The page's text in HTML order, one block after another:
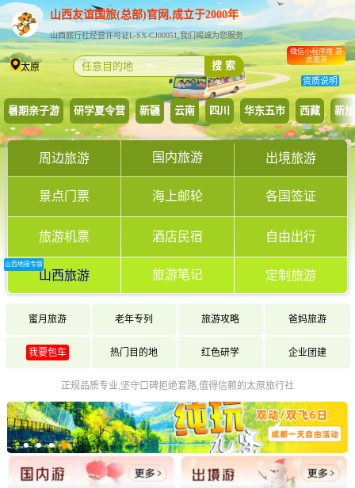
山西友谊国旅(总部)官网,成立于2000年
山西旅行社经营许可证L-SX-CJ00051,我们竭诚为您服务
太原 搜 索
微信小程序搜 游
虎旅游
资质说明
暑期亲子游 研学夏令营 新疆 云南 四川 华东五市 西藏 新
周边旅游 国内旅游 出境旅游
景点门票 海上邮轮 各国签证
旅游机票 酒店民宿 自由出行
山西旅游
山西地接专版
旅游笔记 定制旅游
蜜月旅游 老年专列 旅游攻略 爸妈旅游
我要包车 热门目的地 红色研学 企业团建
正规品质专业,坚守口碑拒绝套路,值得信赖的太原旅行社